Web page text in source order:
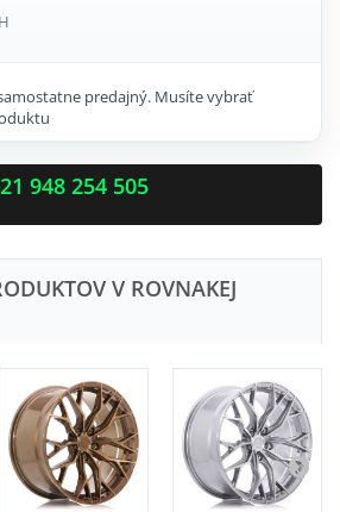
predajný. Musíte vybrať
948 254 505
V ROVNAKEJ